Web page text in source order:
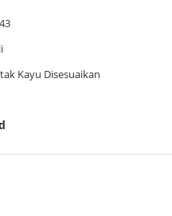
Kayu Disesuaikan